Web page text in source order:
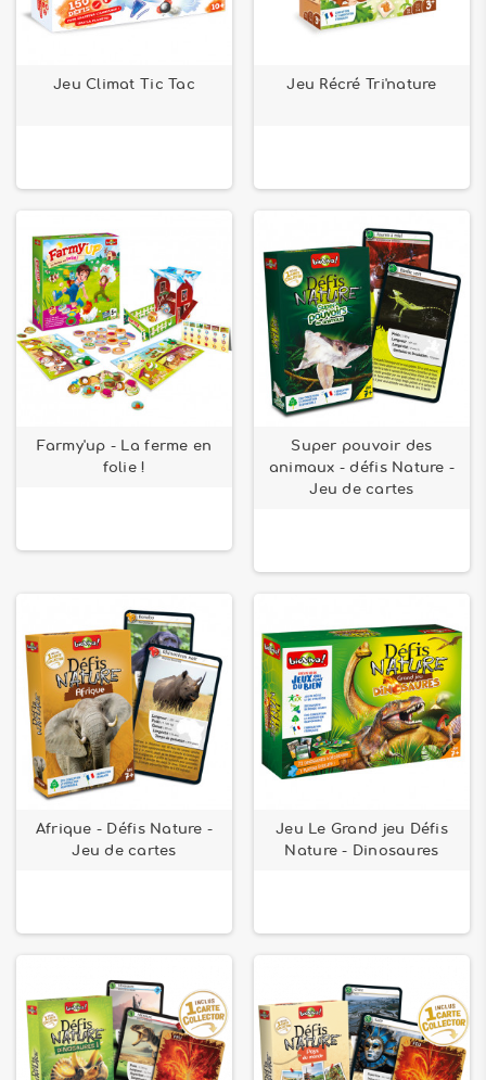
Jeu Climat Tic Tac Jeu Récré Tri'nature
Farmy'up - La ferme en
folie !
Super pouvoir des
animaux - défis Nature -
Jeu de cartes
Afrique - Défis Nature -
Jeu de cartes
Jeu Le Grand jeu Défis
Nature - Dinosaures